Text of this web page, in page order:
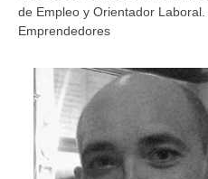
de Empleo y Orientador
Emprendedores